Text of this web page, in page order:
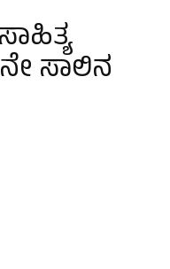
ಸಾಲಿನ